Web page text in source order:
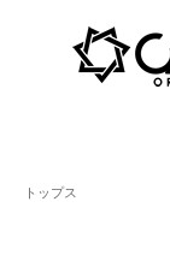
トップス